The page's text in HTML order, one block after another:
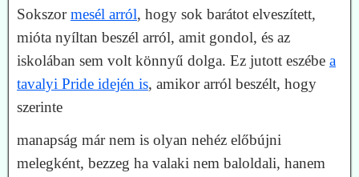
Sokszormesél arról, hogy sok barátot elveszített,
mióta nyíltan beszél arról, amit gondol, és az
iskolában sem volt könnyű dolga. Ez jutott eszébe a
tavalyi Pride idején is, amikor arról beszélt, hogy
szerinte
manapság már nem is olyan nehéz előbújni
melegként, bezzeg ha valaki nem baloldali, hanem